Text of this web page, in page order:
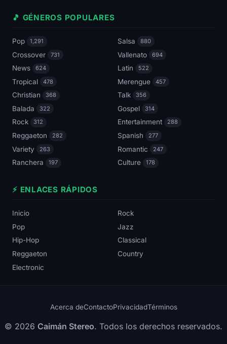
🎵 GÉNEROS POPULARES
Pop 1,291 Salsa 880
Crossover 731 Vallenato 694
News 624 Latin 522
Tropical 478 Merengue 457
Christian 368 Talk 356
Balada 322 Gospel 314
Rock 312 Entertainment 288
Reggaeton 282 Spanish 277
Variety 263 Romantic 247
Ranchera 197 Culture 178
⚡ ENLACES RÁPIDOS
Inicio
Rock
Pop
Jazz
Hip-Hop
Classical
Reggaeton
Country
Electronic
Acerca deContactoPrivacidadTérminos
© 2026 Caimán Stereo. Todos los derechos reservados.